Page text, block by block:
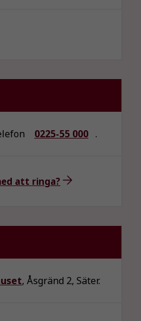
0225-55 000 .
att ringa?
, Åsgränd 2, Säter.